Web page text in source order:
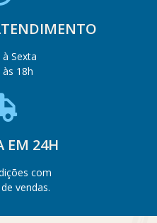
Sexta
18h
EM 24H
com
vendas.